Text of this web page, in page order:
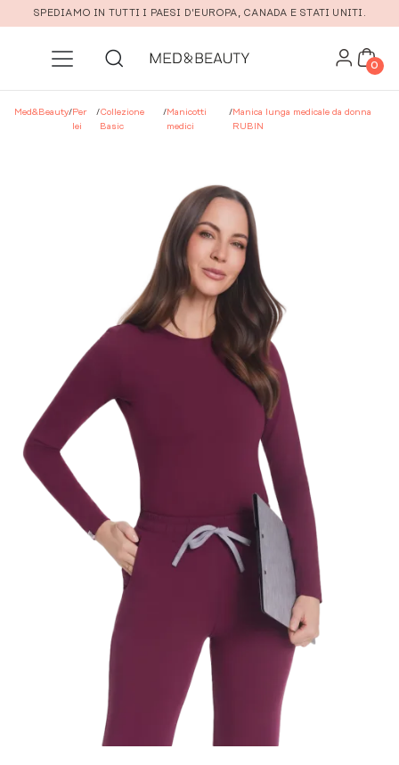
Vai al contenuto principale
SPEDIAMO IN TUTTI I PAESI D'EUROPA, CANADA E STATI UNITI.
0
Med&Beauty/Per
lei
/Collezione
Basic
/Manicotti
medici
/Manica lunga medicale da donna
RUBIN